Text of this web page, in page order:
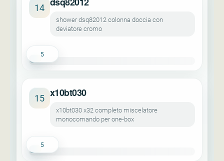
14
shower dsq82012 colonna doccia con
deviatore cromo
5
15 x10bt030
x10bt030 x32 completo miscelatore
monocomando per one-box
5